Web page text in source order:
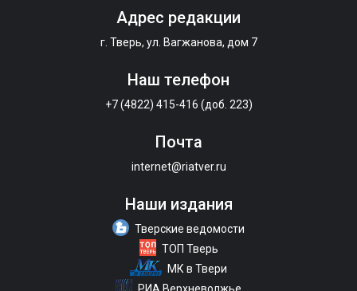
Адрес редакции
г. Тверь, ул. Вагжанова, дом 7
Наш телефон
+7 (4822) 415-416 (доб. 223)
Почта
internet@riatver.ru
Наши издания
Тверские ведомости
ТОП Тверь
МК в Твери
РИА Верхневолжье